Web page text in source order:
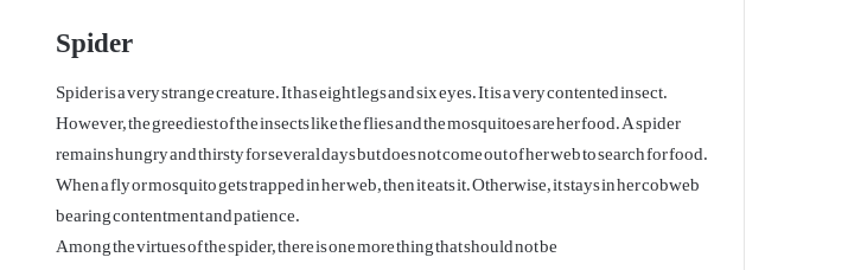
Spider
Spider is a very strange creature. It has eight legs and six eyes. It is a very contented insect.
However, the greediest of the insects like the flies and the mosquitoes are her food. A spider
remains hungry and thirsty for several days but does not come out of her web to search for food.
When a fly or mosquito gets trapped in her web, then it eats it. Otherwise, it stays in her cobweb
bearing contentment and patience.
Among the virtues of the spider, there is one more thing that should not be